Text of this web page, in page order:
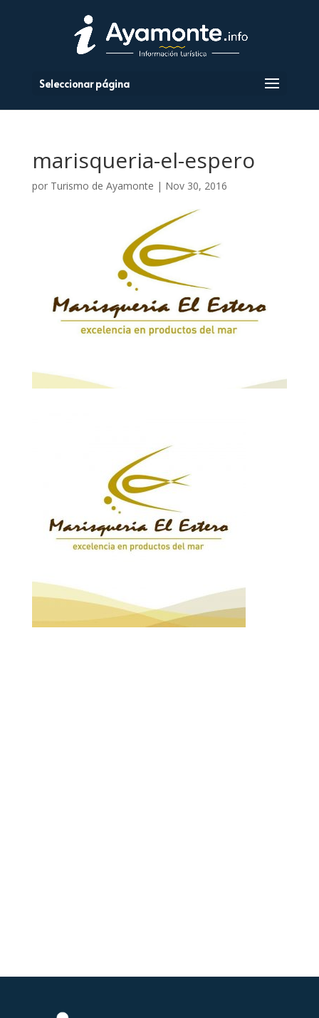
Seleccionar página
marisqueria-el-espero
por Turismo de Ayamonte | Nov 30, 2016